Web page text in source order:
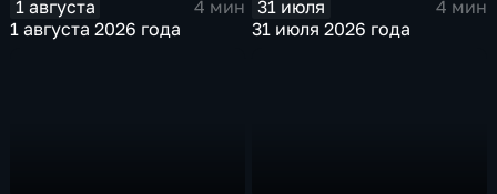
1 августа
4 мин
1 августа 2026 года
31 июля
4 мин
31 июля 2026 года